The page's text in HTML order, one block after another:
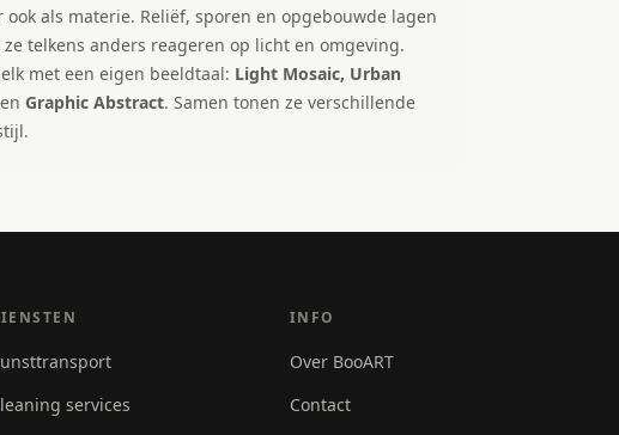
als materie. Reliëf, sporen en opgebouwde lagen
telkens anders reageren op licht en omgeving.
met een eigen beeldtaal: Light Mosaic, Urban
en Graphic Abstract. Samen tonen ze verschillende
services
INFO
Over BooART
Contact